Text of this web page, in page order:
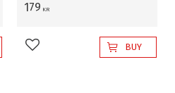
179 KR
Add to favorites BUY